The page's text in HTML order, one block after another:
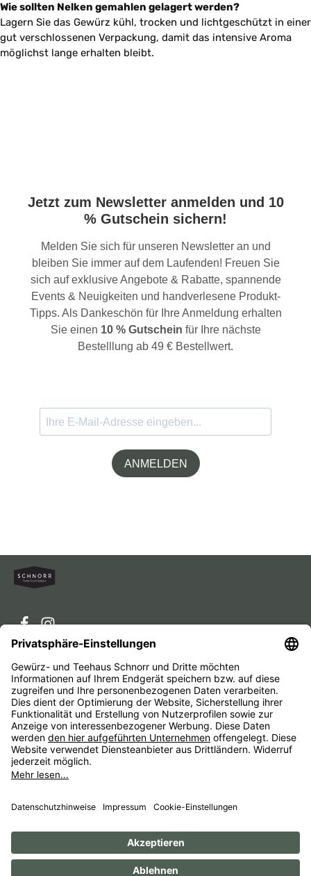
Wie sollten Nelken gemahlen gelagert werden?
Lagern Sie das Gewürz kühl, trocken und lichtgeschützt in einer
gut verschlossenen Verpackung, damit das intensive Aroma
möglichst lange erhalten bleibt.
Jetzt zum Newsletter anmelden und 10
% Gutschein sichern!
Melden Sie sich für unseren Newsletter an und
bleiben Sie immer auf dem Laufenden! Freuen Sie
sich auf exklusive Angebote & Rabatte, spannende
Events & Neuigkeiten und handverlesene Produkt-
Tipps. Als Dankeschön für Ihre Anmeldung erhalten
Sie einen 10 % Gutschein für Ihre nächste
Bestelllung ab 49 € Bestellwert.
ANMELDEN
Service-Hotline
Service
Unternehmen
Alle Preise inkl. gesetzl. Mehrwertsteuer zzgl.
anders angegeben.
ImpressumAGBWiderrufsbelehrungenDatenschutz
Barrierefreiheit